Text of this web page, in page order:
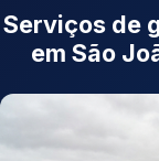
Serviços de
em São